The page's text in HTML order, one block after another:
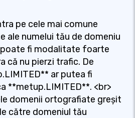
pe cele mai comune
ale numelui tău de domeniu
poate fi modalitate foarte
că nu pierzi trafic. De
ar putea fi
**metup.LIMITED**. <br>
domenii ortografiate greșit
către domeniul tău